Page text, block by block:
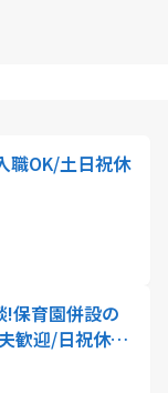
職OK/土日祝休
!保育園併設の
歓迎/日祝休み